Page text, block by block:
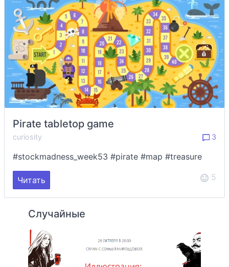
Pirate tabletop game
curiosity 3
#stockmadness_week53 #pirate #map #treasure
Читать 5
Случайные